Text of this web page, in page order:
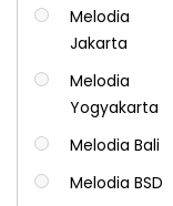
Melodia
Jakarta
Melodia
Yogyakarta
Melodia Bali
Melodia BSD